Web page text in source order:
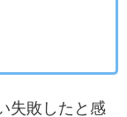
失敗したと感